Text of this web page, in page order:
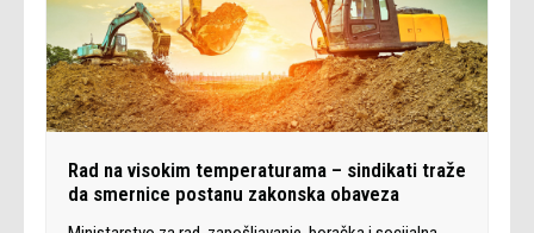
Rad na visokim temperaturama – sindikati traže
da smernice postanu zakonska obaveza